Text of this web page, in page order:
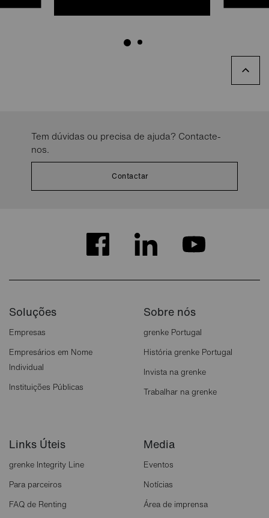
Tem dúvidas ou precisa de ajuda? Contacte-
nos.
Contactar
Soluções
Empresas
Empresários em Nome
Individual
Instituições Públicas
Sobre nós
grenke Portugal
História grenke Portugal
Invista na grenke
Trabalhar na grenke
Links Úteis
grenke Integrity Line
Para parceiros
FAQ de Renting
Media
Eventos
Notícias
Área de imprensa